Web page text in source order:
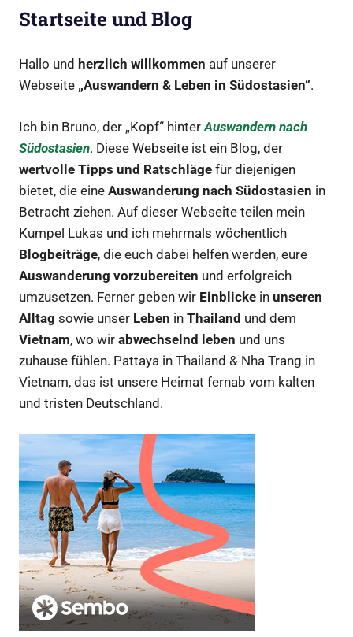
Startseite und Blog
Hallo und herzlich willkommen auf unserer
Webseite „Auswandern & Leben in Südostasien“.
Ich bin Bruno, der „Kopf“ hinter Auswandern nach
Südostasien. Diese Webseite ist ein Blog, der
wertvolle Tipps und Ratschläge für diejenigen
bietet, die eine Auswanderung nach Südostasien in
Betracht ziehen. Auf dieser Webseite teilen mein
Kumpel Lukas und ich mehrmals wöchentlich
Blogbeiträge, die euch dabei helfen werden, eure
Auswanderung vorzubereiten und erfolgreich
umzusetzen. Ferner geben wir Einblicke in unseren
Alltag sowie unser Leben in Thailand und dem
Vietnam, wo wir abwechselnd leben und uns
zuhause fühlen. Pattaya in Thailand & Nha Trang in
Vietnam, das ist unsere Heimat fernab vom kalten
und tristen Deutschland.